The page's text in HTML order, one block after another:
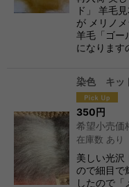
ド」 羊毛
が メリノ
羊毛「ゴー
になります
染色 キッ
350円
希望小売価
在庫数 あり
美しい光沢
ので細目で
したので